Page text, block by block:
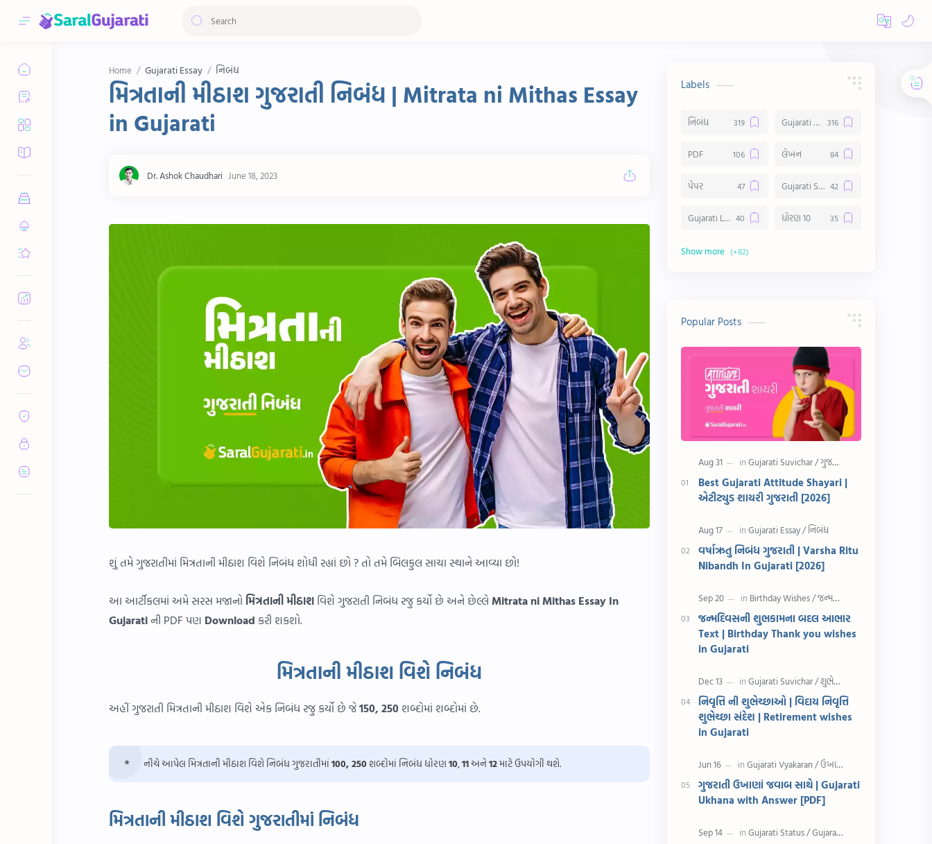
Home Gujarati Essay નિબંધ
મિત્રતાની મીઠાશ ગુજરાતી નિબંધ | Mitrata ni Mithas Essay
in Gujarati
શું તમે ગુજરાતીમાં મિત્રતાની મીઠાશ વિશે નિબંધ શોધી રહ્યાં છો ? તો તમે બિલકુલ સાચા સ્થાને આવ્યા છો!
આ આર્ટીકલમાં અમે સરસ મજાનો મિત્રતાની મીઠાશ વિશે ગુજરાતી નિબંધ રજુ કર્યો છે અને છેલ્લે Mitrata ni Mithas Essay In
Gujaratiની PDF પણ Download કરી શકશો.
મિત્રતાની મીઠાશ વિશે નિબંધ
અહીં ગુજરાતી મિત્રતાની મીઠાશ વિશે એક નિબંધ રજુ કર્યો છે જે150, 250શબ્દોમાં શબ્દોમાં છે.
નીચે આપેલ મિત્રતાની મીઠાશ વિશે નિબંધ ગુજરાતીમાં 100, 250શબ્દોમાં નિબંધ ધોરણ 10,11અને 12માટે ઉપયોગી થશે.
મિત્રતાની મીઠાશ વિશે ગુજરાતીમાં નિબંધ
Labels
નિબંધ Gujarati Essay
PDF લેખન
પેપર Gujarati Suvichar
Gujarati Lekhan ધોરણ 10
અર્થ વિસ્તાર
સુવિચાર Gujarati Vyakaran
શાયરી આરતી
અહેવાલ લેખન શુભેચ્છા સંદેશ
Information ગુજરાતી શબ્દો
CET ગુજરાતી સૂત્ર
ચાલીસા 15મી ઓગસ્ટ
દિવાળી સમાનાર્થી શબ્દો
સ્પીચ ગુજરાતી Textbook PDF
રક્ષાબંધન 26 જાન્યુઆરી
શિક્ષક દિવસ ઉત્તરાયણ
કહેવતો
Gujarati Speech
ગુજરાતી વ્યાકરણ જન્મદિવસની શુભકામના
Popular Posts
Best Gujarati Attitude Shayari |
એટીટ્યુડ શાયરી ગુજરાતી [2026]
વર્ષાઋતુ નિબંધ ગુજરાતી | Varsha Ritu
Nibandh In Gujarati [2026]
જન્મદિવસની શુભકામના બદલ આભાર
Text | Birthday Thank you wishes
in Gujarati
નિવૃત્તિ ની શુભેચ્છાઓ | વિદાય નિવૃત્તિ
શુભેચ્છા સંદેશ | Retirement wishes
in Gujarati
ગુજરાતી ઉખાણાં જવાબ સાથે | Gujarati
Ukhana with Answer [PDF]